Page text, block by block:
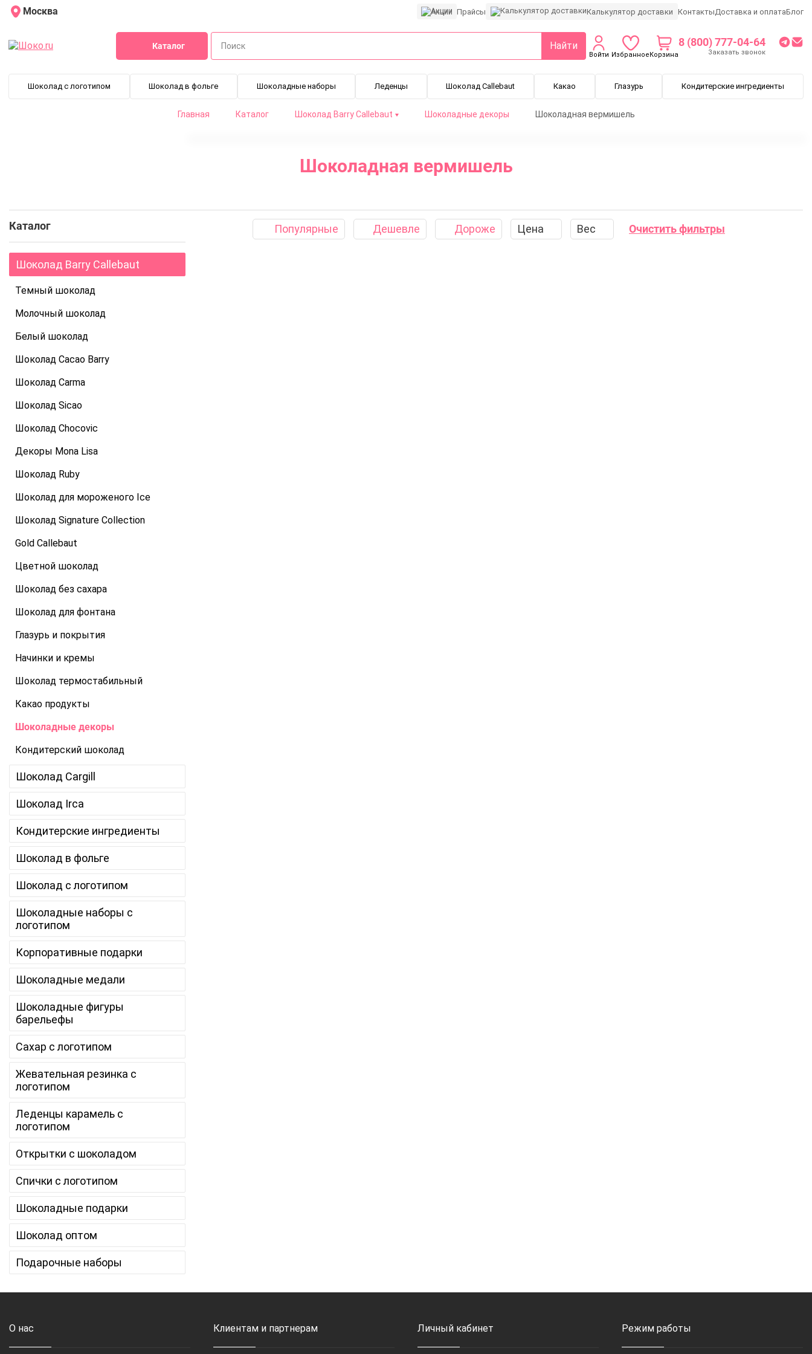
Москва Акции Прайсы Калькулятор доставки КонтактыДоставка и оплатаБлог
Каталог Найти
Войти ИзбранноеКорзина
8 (800) 777-04-64
Заказать звонок
Шоколад с логотипом Шоколад в фольге Шоколадные наборы Леденцы Шоколад Callebaut Какао Глазурь Кондитерские ингредиенты
Главная Каталог Шоколад Barry Callebaut Шоколадные декоры Шоколадная вермишель
Шоколадная вермишель
Каталог
Шоколад Barry Callebaut
Темный шоколад
Молочный шоколад
Белый шоколад
Шоколад Cacao Barry
Шоколад Carma
Шоколад Sicao
Шоколад Chocovic
Декоры Mona Lisa
Шоколад Ruby
Шоколад для мороженого Ice
Шоколад Signature Collection
Gold Callebaut
Цветной шоколад
Шоколад без сахара
Шоколад для фонтана
Глазурь и покрытия
Начинки и кремы
Шоколад термостабильный
Какао продукты
Шоколадные декоры
Кондитерский шоколад
Шоколад Cargill
Шоколад Irca
Кондитерские ингредиенты
Шоколад в фольге
Шоколад с логотипом
Шоколадные наборы с
логотипом
Корпоративные подарки
Шоколадные медали
Шоколадные фигуры
барельефы
Сахар с логотипом
Жевательная резинка с
логотипом
Леденцы карамель с
логотипом
Открытки с шоколадом
Спички с логотипом
Шоколадные подарки
Шоколад оптом
Подарочные наборы
Популярные Дешевле Дороже Цена Вес Очистить фильтры
О нас Клиентам и партнерам Личный кабинет Режим работы